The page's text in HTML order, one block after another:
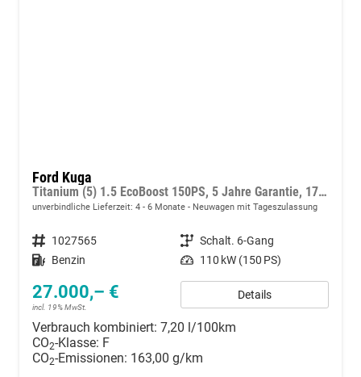
Ford Kuga
Titanium (5) 1.5 EcoBoost 150PS, 5 Jahre Garantie, 17" Alu, Navigation 13"-Display, Parksensoren vorne/hinten, Rückfahrkamera, Climatronic, Privacy-Glas, Key-Free-System, Tempomat, LED-Scheinwerfer
unverbindliche Lieferzeit: 4 - 6 Monate Neuwagen mit Tageszulassung
Fahrzeugnummer 1027565 Getriebe Schalt. 6-Gang
Kraftstoff Benzin Leistung 110 kW (150 PS)
27.000,– €
incl. 19% MwSt.
Details
Verbrauch kombiniert: 7,20 l/100km
CO2-Klasse: F
CO2-Emissionen: 163,00 g/km